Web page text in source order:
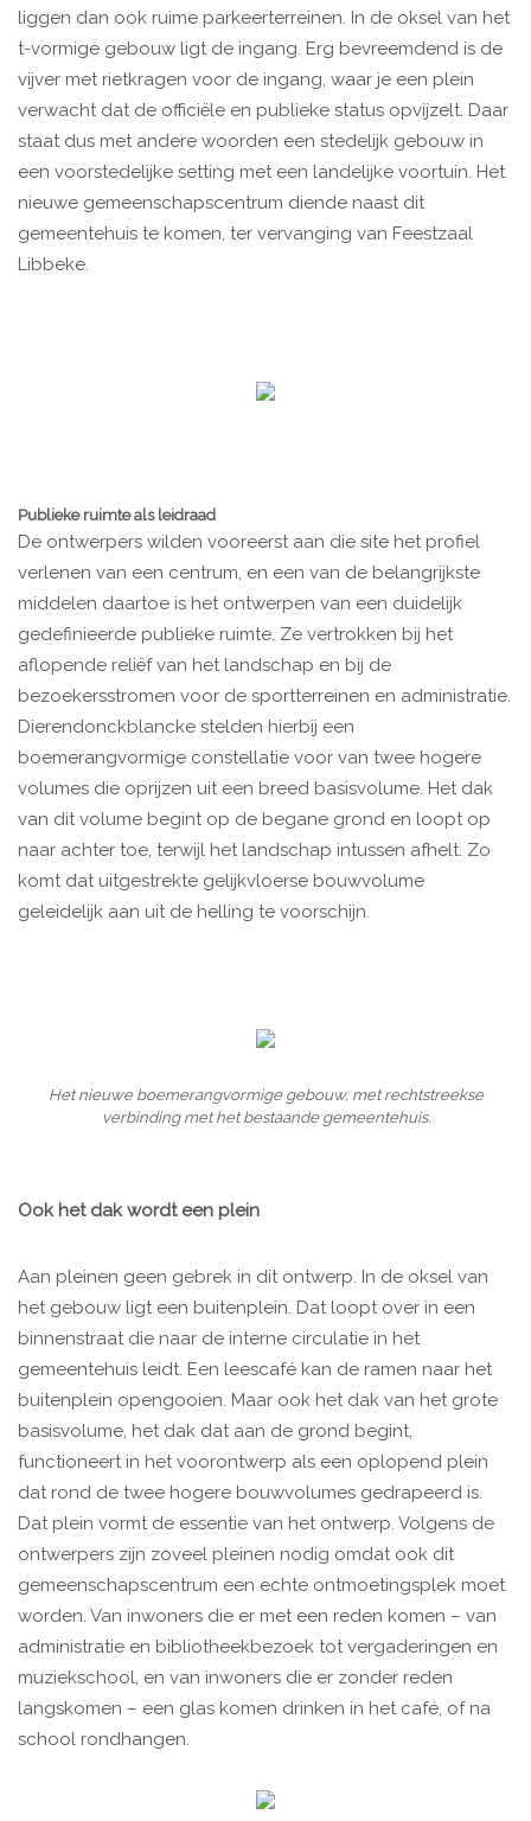
liggen dan ook ruime parkeerterreinen. In de oksel van het
t-vormige gebouw ligt de ingang. Erg bevreemdend is de
vijver met rietkragen voor de ingang, waar je een plein
verwacht dat de officiële en publieke status opvijzelt. Daar
staat dus met andere woorden een stedelijk gebouw in
een voorstedelijke setting met een landelijke voortuin. Het
nieuwe gemeenschapscentrum diende naast dit
gemeentehuis te komen, ter vervanging van Feestzaal
Libbeke.
Publieke ruimte als leidraad
De ontwerpers wilden vooreerst aan die site het profiel
verlenen van een centrum, en een van de belangrijkste
middelen daartoe is het ontwerpen van een duidelijk
gedefinieerde publieke ruimte. Ze vertrokken bij het
aflopende reliëf van het landschap en bij de
bezoekersstromen voor de sportterreinen en administratie.
Dierendonckblancke stelden hierbij een
boemerangvormige constellatie voor van twee hogere
volumes die oprijzen uit een breed basisvolume. Het dak
van dit volume begint op de begane grond en loopt op
naar achter toe, terwijl het landschap intussen afhelt. Zo
komt dat uitgestrekte gelijkvloerse bouwvolume
geleidelijk aan uit de helling te voorschijn.
Het nieuwe boemerangvormige gebouw, met rechtstreekse
verbinding met het bestaande gemeentehuis.
Ook het dak wordt een plein
Aan pleinen geen gebrek in dit ontwerp. In de oksel van
het gebouw ligt een buitenplein. Dat loopt over in een
binnenstraat die naar de interne circulatie in het
gemeentehuis leidt. Een leescafé kan de ramen naar het
buitenplein opengooien. Maar ook het dak van het grote
basisvolume, het dak dat aan de grond begint,
functioneert in het voorontwerp als een oplopend plein
dat rond de twee hogere bouwvolumes gedrapeerd is.
Dat plein vormt de essentie van het ontwerp. Volgens de
ontwerpers zijn zoveel pleinen nodig omdat ook dit
gemeenschapscentrum een echte ontmoetingsplek moet
worden. Van inwoners die er met een reden komen – van
administratie en bibliotheekbezoek tot vergaderingen en
muziekschool, en van inwoners die er zonder reden
langskomen – een glas komen drinken in het café, of na
school rondhangen.